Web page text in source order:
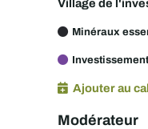
Minéraux
Ajouter au
Modérateur